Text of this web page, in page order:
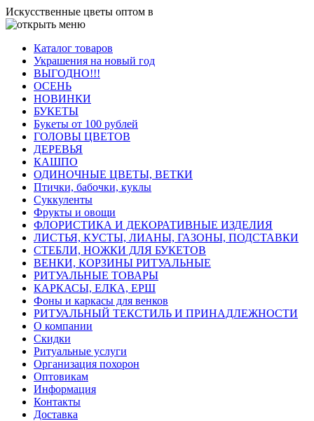
Искусственные цветы оптом в
Каталог товаров
Украшения на новый год
ВЫГОДНО!!!
ОСЕНЬ
НОВИНКИ
БУКЕТЫ
Букеты от 100 рублей
ГОЛОВЫ ЦВЕТОВ
ДЕРЕВЬЯ
КАШПО
ОДИНОЧНЫЕ ЦВЕТЫ, ВЕТКИ
Птички, бабочки, куклы
Суккуленты
Фрукты и овощи
ФЛОРИСТИКА И ДЕКОРАТИВНЫЕ ИЗДЕЛИЯ
ЛИСТЬЯ, КУСТЫ, ЛИАНЫ, ГАЗОНЫ, ПОДСТАВКИ
СТЕБЛИ, НОЖКИ ДЛЯ БУКЕТОВ
ВЕНКИ, КОРЗИНЫ РИТУАЛЬНЫЕ
РИТУАЛЬНЫЕ ТОВАРЫ
КАРКАСЫ, ЕЛКА, ЕРШ
Фоны и каркасы для венков
РИТУАЛЬНЫЙ ТЕКСТИЛЬ И ПРИНАДЛЕЖНОСТИ
О компании
Скидки
Ритуальные услуги
Организация похорон
Оптовикам
Информация
Контакты
Доставка